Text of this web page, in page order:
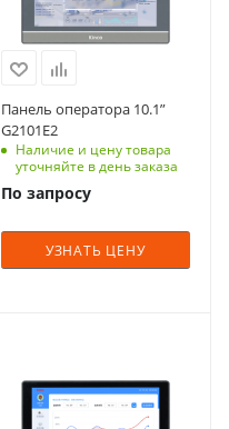
Панель оператора 10.1”
G2101E2
Наличие и цену товара
уточняйте в день заказа
По запросу
УЗНАТЬ ЦЕНУ